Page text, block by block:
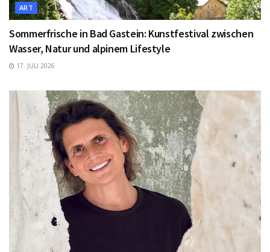
ART
Sommerfrische in Bad Gastein: Kunstfestival zwischen
Wasser, Natur und alpinem Lifestyle
17. JULI 2026